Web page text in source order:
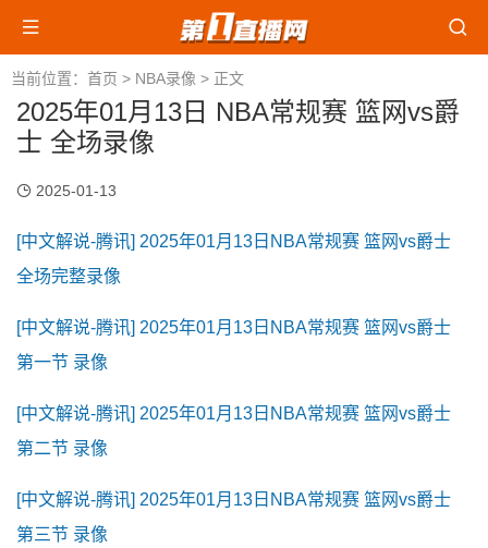
当前位置： 首页 > NBA录像 > 正文
2025年01月13日 NBA常规赛 篮网vs爵
士 全场录像
2025-01-13
[中文解说-腾讯] 2025年01月13日NBA常规赛 篮网vs爵士
全场完整录像
[中文解说-腾讯] 2025年01月13日NBA常规赛 篮网vs爵士
第一节 录像
[中文解说-腾讯] 2025年01月13日NBA常规赛 篮网vs爵士
第二节 录像
[中文解说-腾讯] 2025年01月13日NBA常规赛 篮网vs爵士
第三节 录像